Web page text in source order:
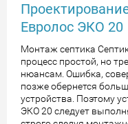
Евролос ЭКО 20
Монтаж септика
процесс простой, но
нюансам. Ошибка,
позже обернется
устройства. Поэтому
ЭКО 20 следует